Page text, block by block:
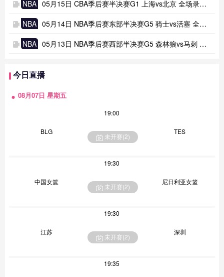
NBA 05月15日 CBA季后赛半决赛G1 上海vs北京 全场录像及集锦
NBA 05月14日 NBA季后赛东部半决赛G5 骑士vs活塞 全场录像及集锦
NBA 05月13日 NBA季后赛西部半决赛G5 森林狼vs马刺 全场录像及集锦
今日直播
08月07日 星期五
19:00
BLG TES
未开赛(2)
19:30
中国女篮 尼日利亚女篮
未开赛(2)
19:30
江苏 深圳
未开赛(2)
19:35